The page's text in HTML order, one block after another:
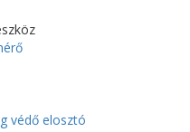
védő elosztó